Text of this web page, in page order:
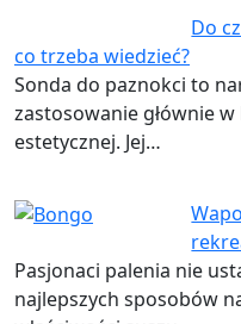
Do
co trzeba wiedzieć?
Sonda do paznokci to
zastosowanie głównie
estetycznej. Jej…
Pasjonaci palenia nie
najlepszych sposobów